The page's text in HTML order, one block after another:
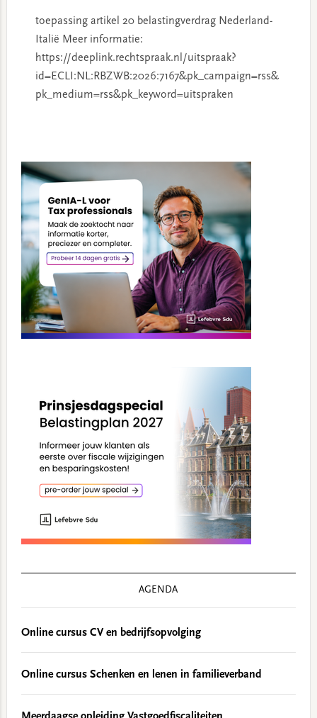
toepassing artikel 20 belastingverdrag Nederland-
Italië Meer informatie:
https://deeplink.rechtspraak.nl/uitspraak?
id=ECLI:NL:RBZWB:2026:7167&pk_campaign=rss&
pk_medium=rss&pk_keyword=uitspraken
Sidebar
AGENDA
Online cursus CV en bedrijfsopvolging
Online cursus Schenken en lenen in familieverband